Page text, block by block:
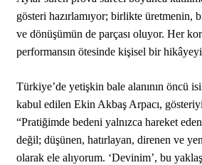
gösteri hazırlamıyor; birlikte üretmenin,
ve dönüşümün de parçası oluyor. Her
performansın ötesinde kişisel bir hikâyeyi
Türkiye’de yetişkin bale alanının öncü
kabul edilen Ekin Akbaş Arpacı,
“Pratiğimde bedeni yalnızca hareket
değil; düşünen, hatırlayan, direnen ve
olarak ele alıyorum. ‘Devinim’, bu